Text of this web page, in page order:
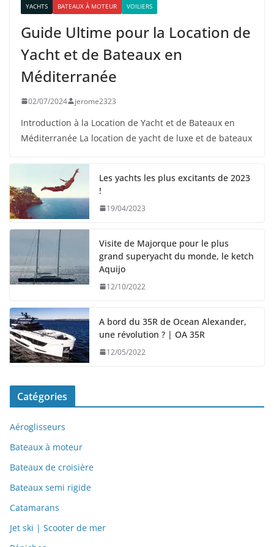
YACHTS BATEAUX À MOTEUR VOILIERS
Guide Ultime pour la Location de
Yacht et de Bateaux en
Méditerranée
02/07/2024 jerome2323
Introduction à la Location de Yacht et de Bateaux en
Méditerranée La location de yacht de luxe et de bateaux
Les yachts les plus excitants de 2023
!
19/04/2023
Visite de Majorque pour le plus
grand superyacht du monde, le ketch
Aquijo
12/10/2022
A bord du 35R de Ocean Alexander,
une révolution ? | OA 35R
12/05/2022
Catégories
Aéroglisseurs
Bateaux à moteur
Bateaux de croisière
Bateaux semi rigide
Catamarans
Jet ski | Scooter de mer